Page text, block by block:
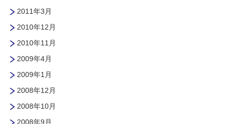
2011年3月
2010年12月
2010年11月
2009年4月
2009年1月
2008年12月
2008年10月
2008年9月